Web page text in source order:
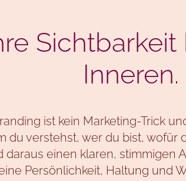
Inneren.
ist kein Marketing-Trick
du verstehst, wer du bist,
daraus einen klaren, stimmigen
Persönlichkeit, Haltung und